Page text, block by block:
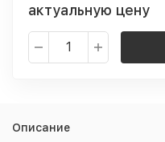
актуальную цену
Описание